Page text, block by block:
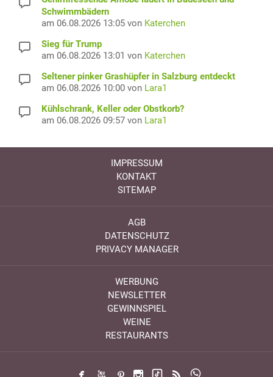
Schwimmbädern
am 06.08.2026 13:05 von Katerchen
Sieg für Trump
am 06.08.2026 13:01 von Katerchen
Seltener pinker Grashüpfer in Salzburg entdeckt
am 06.08.2026 10:00 von Lara1
Kühlschrank, Keller oder Obstkorb?
am 06.08.2026 09:57 von Lara1
IMPRESSUM
KONTAKT
SITEMAP
AGB
DATENSCHUTZ
PRIVACY MANAGER
WERBUNG
NEWSLETTER
GEWINNSPIEL
WEINE
RESTAURANTS